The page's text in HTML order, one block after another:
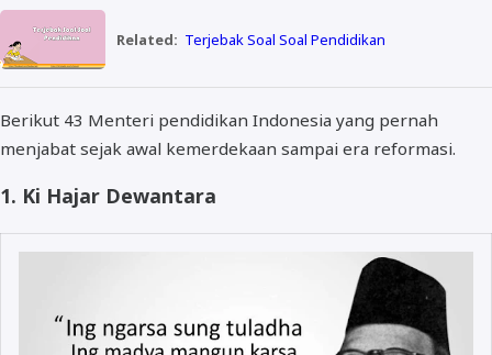
Related: Terjebak Soal Soal Pendidikan
Berikut 43 Menteri pendidikan Indonesia yang pernah
menjabat sejak awal kemerdekaan sampai era reformasi.
1. Ki Hajar Dewantara